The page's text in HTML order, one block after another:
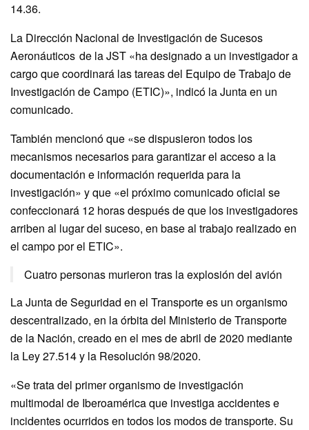
14.36.
La Dirección Nacional de Investigación de Sucesos
Aeronáuticos de la JST «ha designado a un investigador a
cargo que coordinará las tareas del Equipo de Trabajo de
Investigación de Campo (ETIC)», indicó la Junta en un
comunicado.
También mencionó que «se dispusieron todos los
mecanismos necesarios para garantizar el acceso a la
documentación e información requerida para la
investigación» y que «el próximo comunicado oficial se
confeccionará 12 horas después de que los investigadores
arriben al lugar del suceso, en base al trabajo realizado en
el campo por el ETIC».
Cuatro personas murieron tras la explosión del avión
La Junta de Seguridad en el Transporte es un organismo
descentralizado, en la órbita del Ministerio de Transporte
de la Nación, creado en el mes de abril de 2020 mediante
la Ley 27.514 y la Resolución 98/2020.
«Se trata del primer organismo de investigación
multimodal de Iberoamérica que investiga accidentes e
incidentes ocurridos en todos los modos de transporte. Su